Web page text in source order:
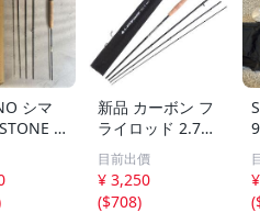
シマ
F
イロッ
・袋付
新品 カーボン フ
ライロッド 2.7m
#5/6 ４ピース
目前出價
¥ 3,250
($708)
(